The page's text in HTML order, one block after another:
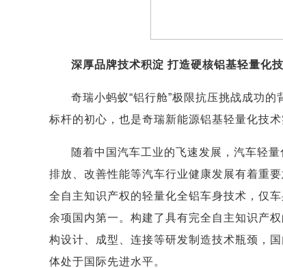
深厚品牌技术积淀 打造硬核铝基轻量化
奇瑞小蚂蚁“铝行舱”极限抗压挑战成功
标杆的初心，也是奇瑞新能源铝基轻量化技术
随着中国汽车工业的飞速发展，汽车轻
排放、改善性能等汽车行业健康发展有着重
全自主知识产权的轻量化全铝车身技术，仅
余项国内第一。构建了具有完全自主知识产
构设计、成型、连接等研发制造技术瓶颈，
体处于国际先进水平。